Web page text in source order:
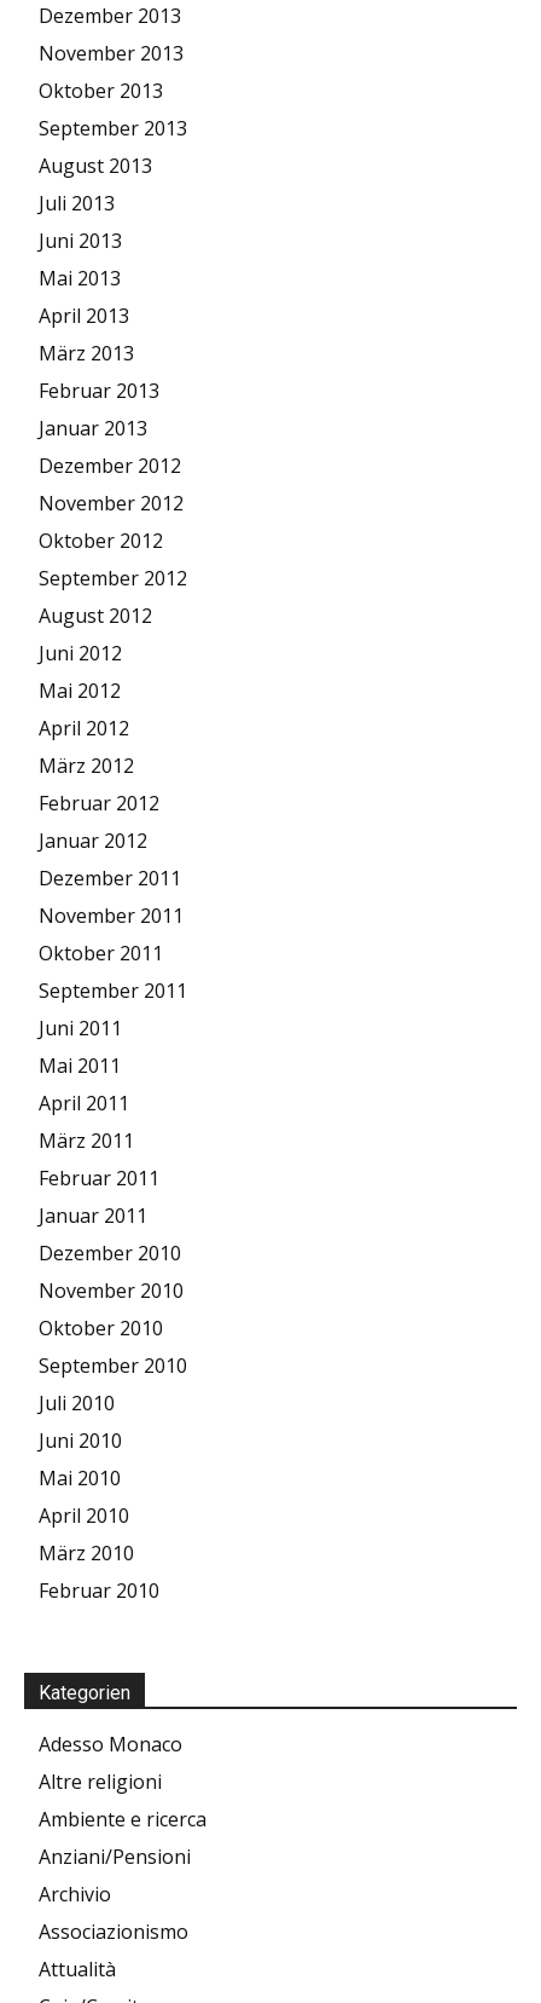
Dezember 2013
November 2013
Oktober 2013
September 2013
August 2013
Juli 2013
Juni 2013
Mai 2013
April 2013
März 2013
Februar 2013
Januar 2013
Dezember 2012
November 2012
Oktober 2012
September 2012
August 2012
Juni 2012
Mai 2012
April 2012
März 2012
Februar 2012
Januar 2012
Dezember 2011
November 2011
Oktober 2011
September 2011
Juni 2011
Mai 2011
April 2011
März 2011
Februar 2011
Januar 2011
Dezember 2010
November 2010
Oktober 2010
September 2010
Juli 2010
Juni 2010
Mai 2010
April 2010
März 2010
Februar 2010
Kategorien
Adesso Monaco
Altre religioni
Ambiente e ricerca
Anziani/Pensioni
Archivio
Associazionismo
Attualità